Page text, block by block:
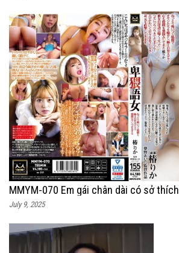
MMYM-070 Em gái chân dài có sở
July 9, 2025